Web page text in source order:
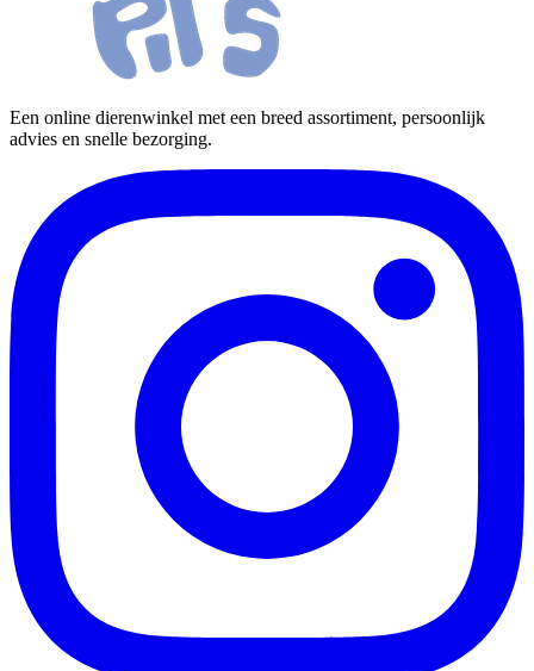
Een online dierenwinkel met een breed assortiment, persoonlijk
advies en snelle bezorging.